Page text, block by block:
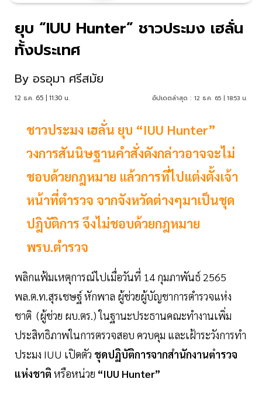
ยุบ “IUU Hunter” ชาวประมง เฮลั่น
ทั้งประเทศ
By อรอุมา ศรีสมัย
12 ธ.ค. 65 | 11:30 น. อัปเดตล่าสุด : 12 ธ.ค. 65 | 18:53 น.
ชาวประมง เฮลั่น ยุบ “IUU Hunter”
วงการสันนิษฐานคำสั่งดังกล่าวอาจจะไม่
ชอบด้วยกฎหมาย แล้วการที่ไปแต่งตั้งเจ้า
หน้าที่ตำรวจ จากจังหวัดต่างๆมาเป็นชุด
ปฎิบัติการ จึงไม่ชอบด้วยกฎหมาย
พรบ.ตำรวจ
พลิกแฟ้มเหตุการณ์ไปเมื่อวันที่ 14 กุมภาพันธ์ 2565
พล.ต.ท.สุรเชษฐ์ หักพาล ผู้ช่วยผู้บัญชาการตำรวจแห่ง
ชาติ (ผู้ช่วย ผบ.ตร.) ในฐานะประธานคณะทำงานเพิ่ม
ประสิทธิภาพในการตรวจสอบ ควบคุม และเฝ้าระวังการทำ
ประมง IUU เปิดตัว ชุดปฏิบัติการจากสำนักงานตำรวจ
แห่งชาติ หรือหน่วย “IUU Hunter”